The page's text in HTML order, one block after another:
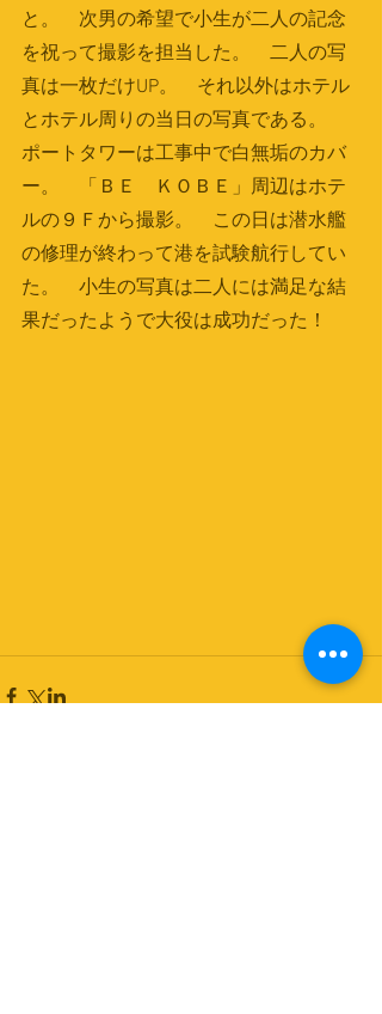
と。　次男の希望で小生が二人の記念
を祝って撮影を担当した。　二人の写
真は一枚だけUP。　それ以外はホテル
とホテル周りの当日の写真である。
ポートタワーは工事中で白無垢のカバ
ー。　「ＢＥ　ＫＯＢＥ」周辺はホテ
ルの９Ｆから撮影。　この日は潜水艦
の修理が終わって港を試験航行してい
た。　小生の写真は二人には満足な結
果だったようで大役は成功だった！